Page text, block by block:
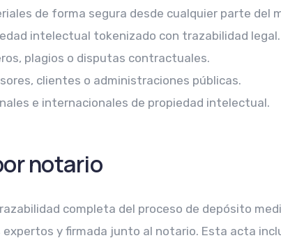
de forma segura desde cualquier parte del
intelectual tokenizado con trazabilidad legal.
plagios o disputas contractuales.
clientes o administraciones públicas.
e internacionales de propiedad intelectual.
notario
completa del proceso de depósito
y firmada junto al notario. Esta acta